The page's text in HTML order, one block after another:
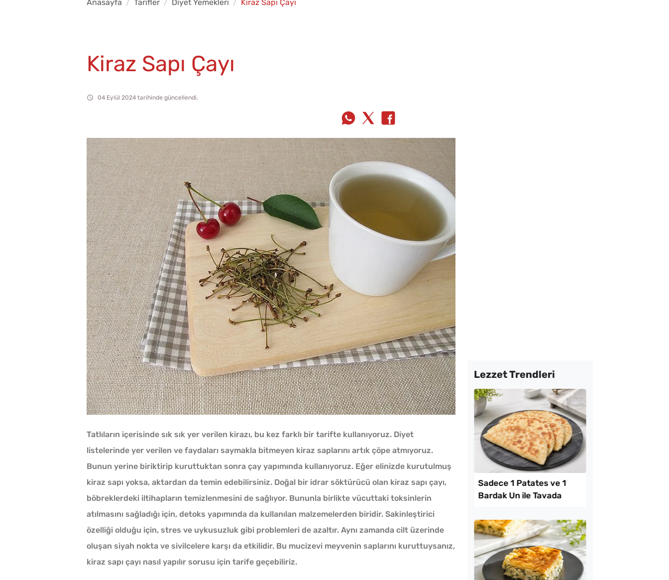
Anasayfa Tarifler Diyet Yemekleri Kiraz Sapı Çayı
Kiraz Sapı Çayı
04 Eylül 2024 tarihinde güncellendi.
Tatlıların içerisinde sık sık yer verilen kirazı, bu kez farklı bir tarifte kullanıyoruz. Diyet
listelerinde yer verilen ve faydaları saymakla bitmeyen kiraz saplarını artık çöpe atmıyoruz.
Bunun yerine biriktirip kuruttuktan sonra çay yapımında kullanıyoruz. Eğer elinizde kurutulmuş
kiraz sapı yoksa, aktardan da temin edebilirsiniz. Doğal bir idrar söktürücü olan kiraz sapı çayı,
böbreklerdeki iltihapların temizlenmesini de sağlıyor. Bununla birlikte vücuttaki toksinlerin
atılmasını sağladığı için, detoks yapımında da kullanılan malzemelerden biridir. Sakinleştirici
özelliği olduğu için, stres ve uykusuzluk gibi problemleri de azaltır. Aynı zamanda cilt üzerinde
oluşan siyah nokta ve sivilcelere karşı da etkilidir. Bu mucizevi meyvenin saplarını kuruttuysanız,
kiraz sapı çayı nasıl yapılır sorusu için tarife geçebiliriz.
Lezzet Trendleri
Kışlık Tarhanaya Tarhun
Otu Konur Mu?